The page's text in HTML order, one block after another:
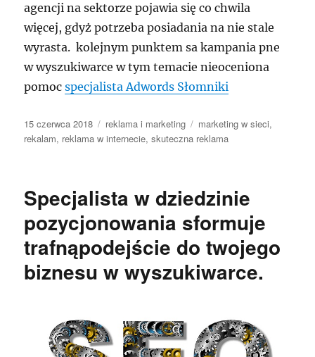
agencji na sektorze pojawia się co chwila
więcej, gdyż potrzeba posiadania na nie stale
wyrasta. kolejnym punktem sa kampania pne
w wyszukiwarce w tym temacie nieoceniona
pomocspecjalista Adwords Słomniki
Data
publikacji
15 czerwca 2018 Kategorie
reklama i marketing Tagi
marketing w sieci,
rekalam, reklama w internecie,skuteczna reklama
Specjalista w dziedzinie
pozycjonowania sformuje
trafnąpodejście do twojego
biznesu w wyszukiwarce.